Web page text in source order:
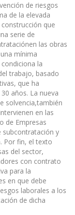
de riesgos
de la elevada
que
serie de
las obras
mínima
la
trabajo, basado
que ha
años. La nueva
solvencia,también
en las
de Empresas
subcontratación y
Por fin, el texto
del sector,
con contrato
para la
en que debe
laborales a los
de dicha